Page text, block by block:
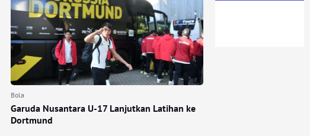
Bola
Garuda Nusantara U-17 Lanjutkan Latihan ke
Dortmund